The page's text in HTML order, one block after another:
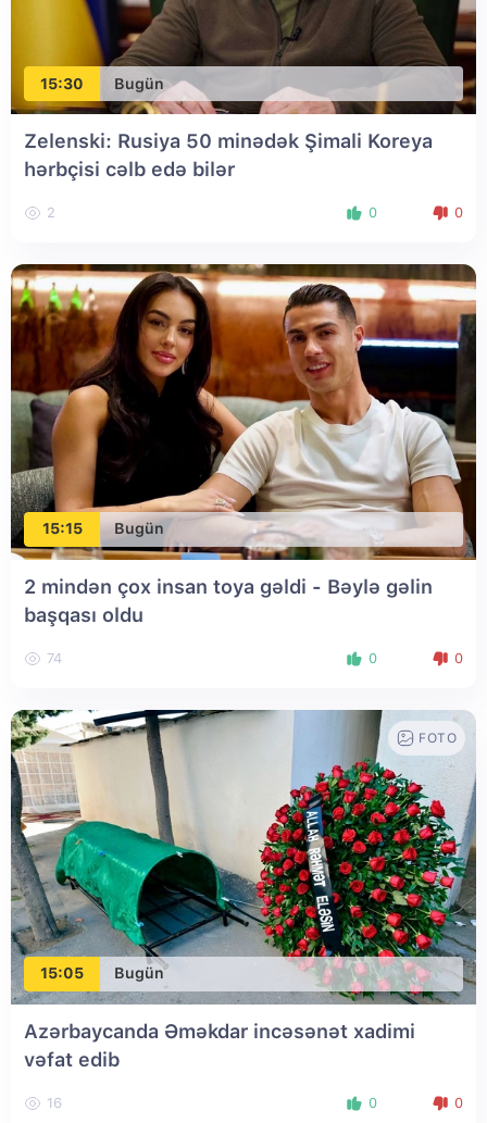
15:30 Bugün
Zelenski: Rusiya 50 minədək Şimali Koreya
hərbçisi cəlb edə bilər
2 0 0
15:15 Bugün
2 mindən çox insan toya gəldi - Bəylə gəlin
başqası oldu
74 0 0
15:05 Bugün
FOTO
Azərbaycanda Əməkdar incəsənət xadimi
vəfat edib
16 0 0